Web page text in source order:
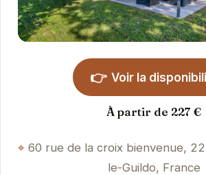
👉 Voir la
À partir de 227 €
60 rue de la croix bienvenue,
le-Guildo, France